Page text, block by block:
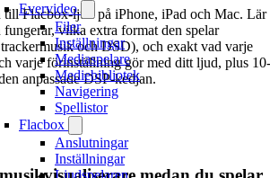
Evervideo
Filer
Inställningar
Mediaspelare
Mediebibliotek
Navigering
Spellistor
Flacbox
Anslutningar
Inställningar
Ljudspelaren
till Flacbox-ljud på iPhone, iPad och Mac. Lär
vilka extra format den spelar
och DSD), och exakt vad varje
varje förinställning gör med ditt ljud, plus 10-
anpassade DSP-kedjan.